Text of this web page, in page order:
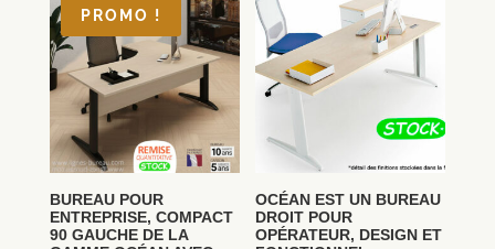
PROMO !
BUREAU POUR
ENTREPRISE, COMPACT
90 GAUCHE DE LA
OCÉAN EST UN BUREAU
DROIT POUR
OPÉRATEUR, DESIGN ET